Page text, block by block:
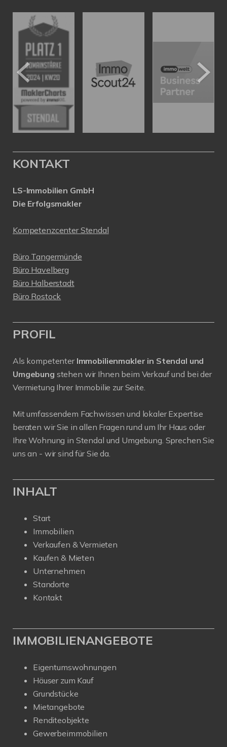
KONTAKT
LS-Immobilien GmbH
Die Erfolgsmakler
Kompetenzcenter Stendal
Büro Tangermünde
Büro Havelberg
Büro Halberstadt
Büro Rostock
PROFIL
Als kompetenter Immobilienmakler in Stendal und
Umgebung stehen wir Ihnen beim Verkauf und bei der
Vermietung Ihrer Immobilie zur Seite.
Mit umfassendem Fachwissen und lokaler Expertise
beraten wir Sie in allen Fragen rund um Ihr Haus oder
Ihre Wohnung in Stendal und Umgebung. Sprechen Sie
uns an - wir sind für Sie da.
INHALT
Start
Immobilien
Verkaufen & Vermieten
Kaufen & Mieten
Unternehmen
Standorte
Kontakt
IMMOBILIENANGEBOTE
Eigentumswohnungen
Häuser zum Kauf
Grundstücke
Mietangebote
Renditeobjekte
Gewerbeimmobilien